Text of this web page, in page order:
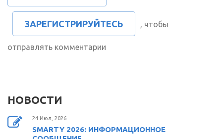
ЗАРЕГИСТРИРУЙТЕСЬ , чтобы
отправлять комментарии
НОВОСТИ
24 Июл, 2026
SMARTY 2026: ИНФОРМАЦИОННОЕ